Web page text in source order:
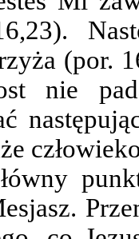
(por.
nie